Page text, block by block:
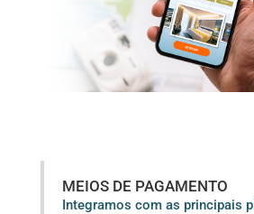
MEIOS DE PAGAMENTO
Integramos com as principais